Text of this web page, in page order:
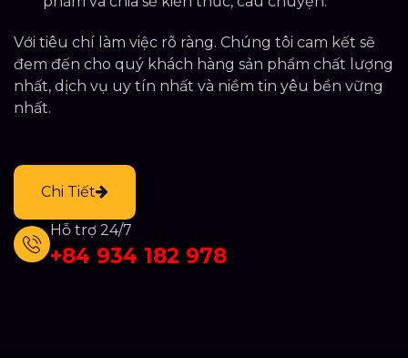
Với tiêu chí làm việc rõ ràng. Chúng tôi cam kết sẽ
đem đến cho quý khách hàng sản phẩm chất lượng
nhất, dịch vụ uy tín nhất và niềm tin yêu bền vững
nhất.
Chi Tiết
Hỗ trợ 24/7
+84 934 182 978